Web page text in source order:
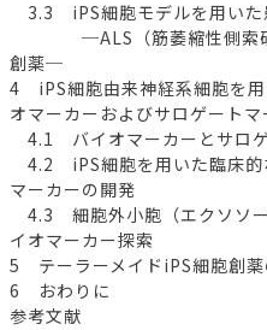
3.3 iPS細胞モデルを用いた
─ALS（筋萎縮性側索硬
創薬─
4 iPS細胞由来神経系細胞を用
オマーカーおよびサロゲート
4.1 バイオマーカーとサロ
4.2 iPS細胞を用いた臨床的
マーカーの開発
4.3 細胞外小胞（エクソソ
イオマーカー探索
5 テーラーメイドiPS細胞創薬
6 おわりに
参考文献